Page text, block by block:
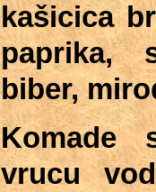
kašicica
paprika,
biber,
Komade
vrucu